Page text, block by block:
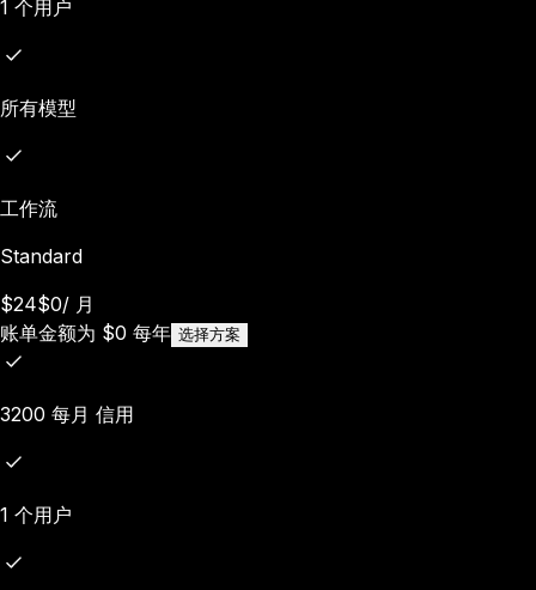
1 个用户
所有模型
工作流
Standard
$24$0/ 月
账单金额为 $0 每年 选择方案
3200 每月 信用
1 个用户